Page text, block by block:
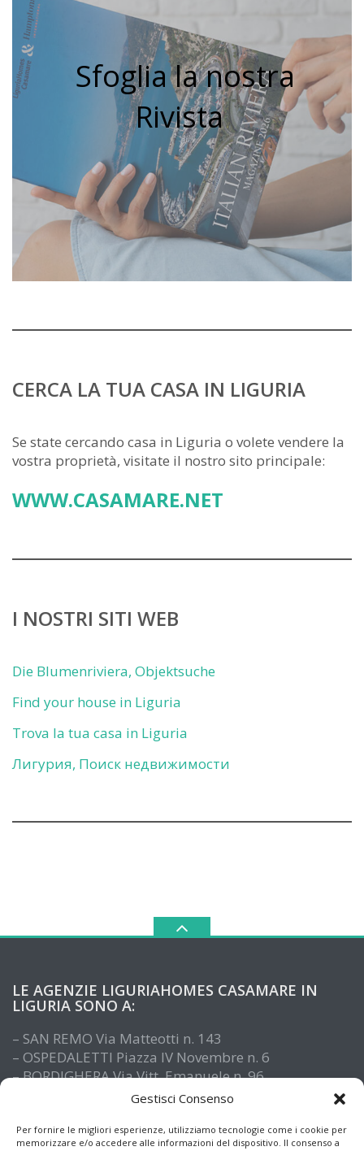
Gestisci Consenso
Per fornire le migliori esperienze, utilizziamo tecnologie come i cookie per
memorizzare e/o accedere alle informazioni del dispositivo. Il consenso a
Sfoglia la nostra
Rivista
CERCA LA TUA CASA IN LIGURIA
Se state cercando casa in Liguria o volete vendere la
vostra proprietà, visitate il nostro sito principale:
WWW.CASAMARE.NET
I NOSTRI SITI WEB
Die Blumenriviera, Objektsuche
Find your house in Liguria
Trova la tua casa in Liguria
Лигурия, Поиск недвижимости
LE AGENZIE LIGURIAHOMES CASAMARE IN
LIGURIA SONO A:
– SAN REMO Via Matteotti n. 143
– OSPEDALETTI Piazza IV Novembre n. 6
– BORDIGHERA Via Vitt. Emanuele n. 96
– IMPERIA Piazza De Amicis n. 15
– ALASSIO Via XX Settembre n. 61